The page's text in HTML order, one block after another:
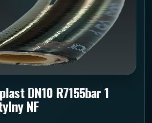
DN10 R7155bar 1
NF